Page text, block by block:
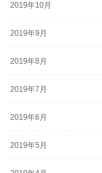
2019年10月
2019年9月
2019年8月
2019年7月
2019年6月
2019年5月